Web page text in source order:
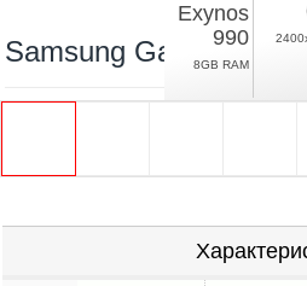
Samsung Galaxy
Exynos
990
8GB RAM